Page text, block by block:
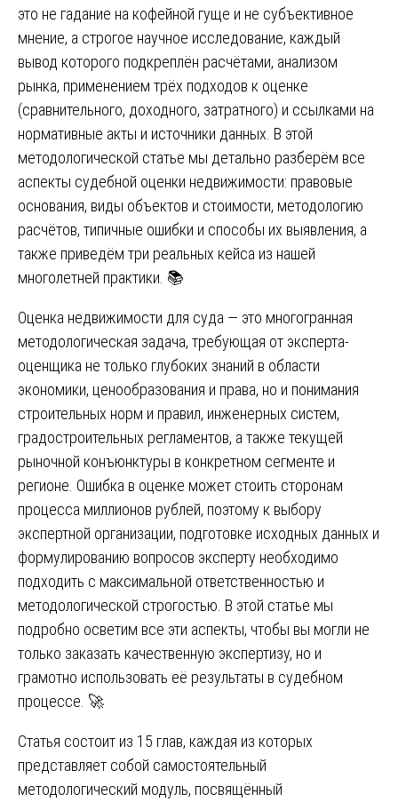
это не гадание на кофейной гуще и не субъективное
мнение, а строгое научное исследование, каждый
вывод которого подкреплён расчётами, анализом
рынка, применением трёх подходов к оценке
(сравнительного, доходного, затратного) и ссылками на
нормативные акты и источники данных. В этой
методологической статье мы детально разберём все
аспекты судебной оценки недвижимости: правовые
основания, виды объектов и стоимости, методологию
расчётов, типичные ошибки и способы их выявления, а
также приведём три реальных кейса из нашей
многолетней практики. 📚
Оценка недвижимости для суда — это многогранная
методологическая задача, требующая от эксперта-
оценщика не только глубоких знаний в области
экономики, ценообразования и права, но и понимания
строительных норм и правил, инженерных систем,
градостроительных регламентов, а также текущей
рыночной конъюнктуры в конкретном сегменте и
регионе. Ошибка в оценке может стоить сторонам
процесса миллионов рублей, поэтому к выбору
экспертной организации, подготовке исходных данных и
формулированию вопросов эксперту необходимо
подходить с максимальной ответственностью и
методологической строгостью. В этой статье мы
подробно осветим все эти аспекты, чтобы вы могли не
только заказать качественную экспертизу, но и
грамотно использовать её результаты в судебном
процессе. 🚀
Статья состоит из 15 глав, каждая из которых
представляет собой самостоятельный
методологический модуль, посвящённый